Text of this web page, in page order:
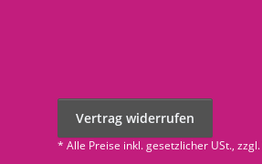
Vertrag widerrufen
* Alle Preise inkl. gesetzlicher USt., zzgl.